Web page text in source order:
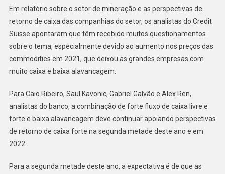
Pagar
Mais
Dividendos
Em
Setembro,
Suisse
Em relatório sobre o setor de mineração e as perspectivas de
retorno de caixa das companhias do setor, os analistas do Credit
Suisse apontaram que têm recebido muitos questionamentos
sobre o tema, especialmente devido ao aumento nos preços das
commodities em 2021, que deixou as grandes empresas com
muito caixa e baixa alavancagem.
Para Caio Ribeiro, Saul Kavonic, Gabriel Galvão e Alex Ren,
analistas do banco, a combinação de forte fluxo de caixa livre e
forte e baixa alavancagem deve continuar apoiando perspectivas
de retorno de caixa forte na segunda metade deste ano e em
2022.
Para a segunda metade deste ano, a expectativa é de que as